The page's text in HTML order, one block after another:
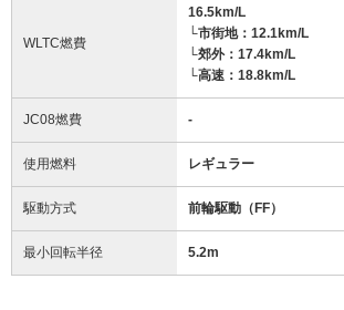
WLTC燃費
16.5km/L
└市街地：12.1km/L
└郊外：17.4km/L
└高速：18.8km/L
JC08燃費 -
使用燃料 レギュラー
駆動方式 前輪駆動（FF）
最小回転半径 5.2m